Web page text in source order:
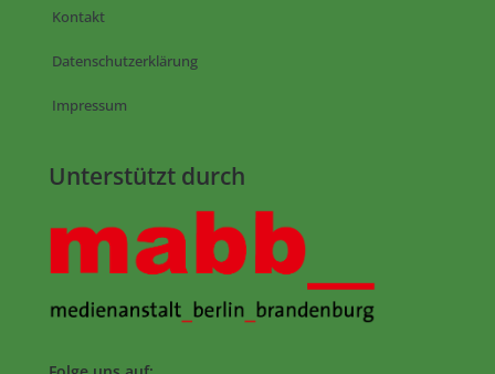
Kontakt
Datenschutzerklärung
Impressum
Unterstützt durch